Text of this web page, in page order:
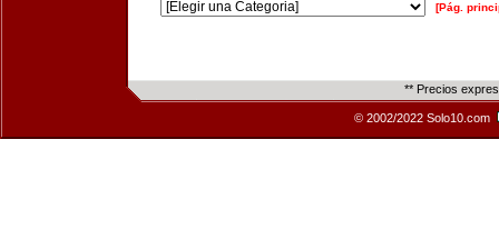
[Pág.
** Precios
© 2002/2022 Solo10.com